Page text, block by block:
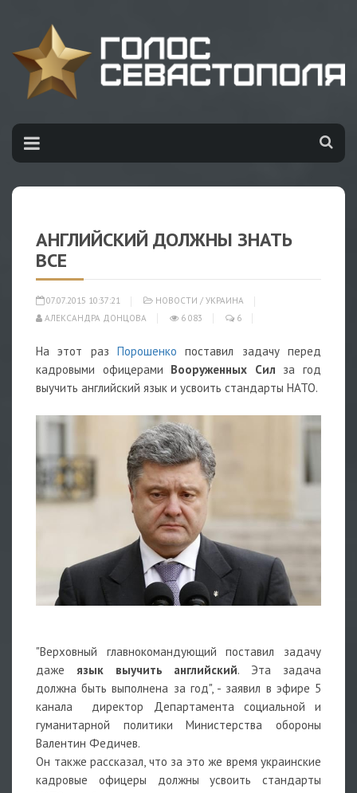
АНГЛИЙСКИЙ ДОЛЖНЫ ЗНАТЬ
ВСЕ
07.07.2015 10:37:21 НОВОСТИ / УКРАИНА
АЛЕКСАНДРА ДОНЦОВА
6 083 6
На этот раз Порошенко поставил задачу перед
кадровыми офицерами Вооруженных Сил за год
выучить английский язык и усвоить стандарты НАТО.
"Верховный главнокомандующий поставил задачу
даже язык выучить английский. Эта задача
должна быть выполнена за год", - заявил в эфире 5
канала директор Департамента социальной и
гуманитарной политики Министерства обороны
Валентин Федичев.
Он также рассказал, что за это же время украинские
кадровые офицеры должны усвоить стандарты